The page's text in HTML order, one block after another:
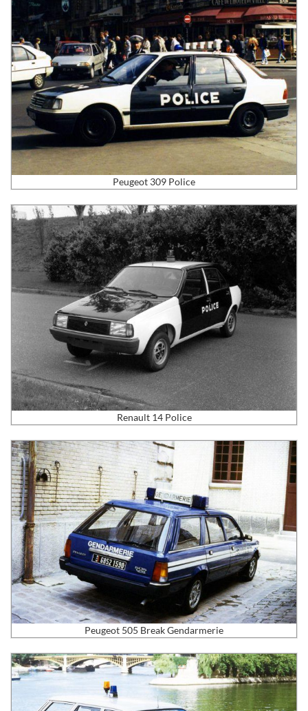
Peugeot 309 Police
Renault 14 Police
Peugeot 505 Break Gendarmerie